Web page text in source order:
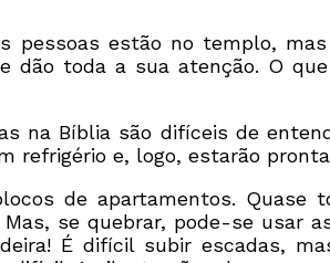
pessoas estão no templo,
toda a sua atenção. O
na Bíblia são difíceis de
e, logo, estarão
de apartamentos.
se quebrar, pode-se usar
É difícil subir escadas,